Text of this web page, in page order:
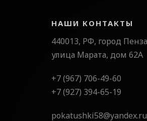
НАШИ КОНТАКТЫ
440013, РФ, город
улица Марата, дом 62А
+7 (967) 706-49-60
+7 (927) 394-65-19
pokatushki58@yandex.ru